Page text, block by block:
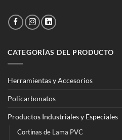
CATEGORÍAS DEL PRODUCTO
Herramientas y Accesorios
Policarbonatos
Productos Industriales y Especiales
Cortinas de Lama PVC